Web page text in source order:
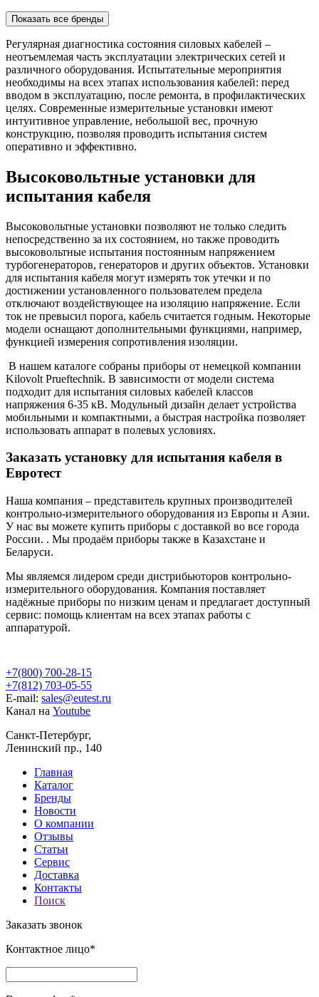
Показать все бренды
Регулярная диагностика состояния силовых кабелей –
неотъемлемая часть эксплуатации электрических сетей и
различного оборудования. Испытательные мероприятия
необходимы на всех этапах использования кабелей: перед
вводом в эксплуатацию, после ремонта, в профилактических
целях. Современные измерительные установки имеют
интуитивное управление, небольшой вес, прочную
конструкцию, позволяя проводить испытания систем
оперативно и эффективно.
Высоковольтные установки для
испытания кабеля
Высоковольтные установки позволяют не только следить
непосредственно за их состоянием, но также проводить
высоковольтные испытания постоянным напряжением
турбогенераторов, генераторов и других объектов. Установки
для испытания кабеля могут измерять ток утечки и по
достижении установленного пользователем предела
отключают воздействующее на изоляцию напряжение. Если
ток не превысил порога, кабель считается годным. Некоторые
модели оснащают дополнительными функциями, например,
функцией измерения сопротивления изоляции.
В нашем каталоге собраны приборы от немецкой компании
Kilovolt Prueftechnik. В зависимости от модели система
подходит для испытания силовых кабелей классов
напряжения 6-35 кВ. Модульный дизайн делает устройства
мобильными и компактными, а быстрая настройка позволяет
использовать аппарат в полевых условиях.
Заказать установку для испытания кабеля в
Евротест
Наша компания – представитель крупных производителей
контрольно-измерительного оборудования из Европы и Азии.
У нас вы можете купить приборы с доставкой во все города
России. . Мы продаём приборы также в Казахстане и
Беларуси.
Мы являемся лидером среди дистрибьюторов контрольно-
измерительного оборудования. Компания поставляет
надёжные приборы по низким ценам и предлагает доступный
сервис: помощь клиентам на всех этапах работы с
аппаратурой.
+7(800) 700-28-15
+7(812) 703-05-55
E-mail: sales@eutest.ru
Канал на Youtube
Санкт-Петербург,
Ленинский пр., 140
Главная
Каталог
Бренды
Новости
О компании
Отзывы
Статьи
Сервис
Доставка
Контакты
Поиск
Заказать звонок
Контактное лицо*